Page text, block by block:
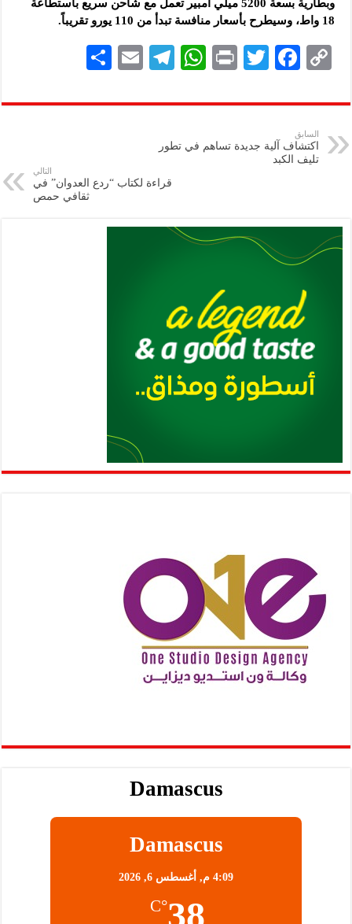
وبطارية بسعة 5200 ميلي أمبير تعمل مع شاحن سريع باستطاعة
18 واط، وسيطرح بأسعار منافسة تبدأ من 110 يورو تقريباً.
C
p
y
Li
F
eb
k
T
tt
P
nt
W
at
A
p
Te
gr
E
ai
ar
السابق
اكتشاف آلية جديدة تساهم في تطور
تليف الكبد
التالي
قراءة لكتاب “ردع العدوان” في
ثقافي حمص
Damascus
Damascus
4:09 م, أغسطس 6, 2026
38
°C